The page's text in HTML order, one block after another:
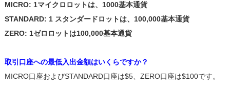
MICRO: 1マイクロロットは、1000基本通貨
STANDARD: 1 スタンダードロットは、100,000基本通貨
ZERO: 1ゼロロットは100,000基本通貨
取引口座への最低入出金額はいくらですか？
MICRO口座およびSTANDARD口座は$5、ZERO口座は$100です。